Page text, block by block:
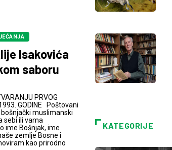
Isakovića
saboru
PRVOG
GODINE Poštovani
muslimanski
sebi ili vama
ime Bošnjak, ime
zemlje Bosne i
kao prirodno
KATEGORIJE